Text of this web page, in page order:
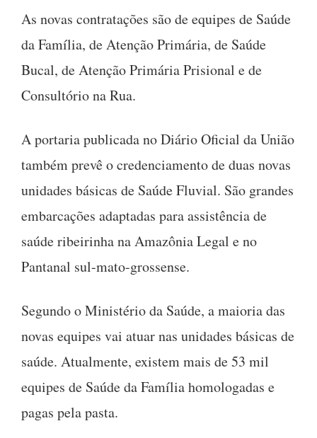
As novas contratações são de equipes de Saúde
da Família, de Atenção Primária, de Saúde
Bucal, de Atenção Primária Prisional e de
Consultório na Rua.
A portaria publicada no Diário Oficial da União
também prevê o credenciamento de duas novas
unidades básicas de Saúde Fluvial. São grandes
embarcações adaptadas para assistência de
saúde ribeirinha na Amazônia Legal e no
Pantanal sul-mato-grossense.
Segundo o Ministério da Saúde, a maioria das
novas equipes vai atuar nas unidades básicas de
saúde. Atualmente, existem mais de 53 mil
equipes de Saúde da Família homologadas e
pagas pela pasta.